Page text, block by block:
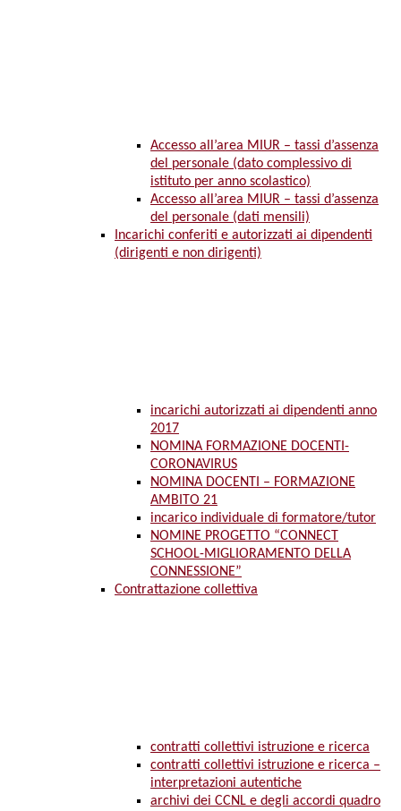
Accesso all’area MIUR – tassi d’assenza
del personale (dato complessivo di
istituto per anno scolastico)
Accesso all’area MIUR – tassi d’assenza
del personale (dati mensili)
Incarichi conferiti e autorizzati ai dipendenti
(dirigenti e non dirigenti)
incarichi autorizzati ai dipendenti anno
2017
NOMINA FORMAZIONE DOCENTI-
CORONAVIRUS
NOMINA DOCENTI – FORMAZIONE
AMBITO 21
incarico individuale di formatore/tutor
NOMINE PROGETTO “CONNECT
SCHOOL-MIGLIORAMENTO DELLA
CONNESSIONE”
Contrattazione collettiva
contratti collettivi istruzione e ricerca
contratti collettivi istruzione e ricerca –
interpretazioni autentiche
archivi dei CCNL e degli accordi quadro